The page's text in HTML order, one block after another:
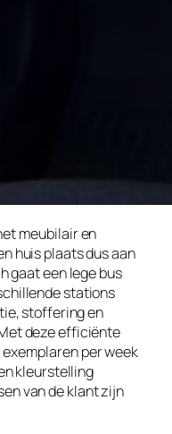
meubilair en
huis plaats dus aan
gaat een lege bus
stations
stoffering en
deze efficiënte
per week
kleurstelling
van de klant zijn